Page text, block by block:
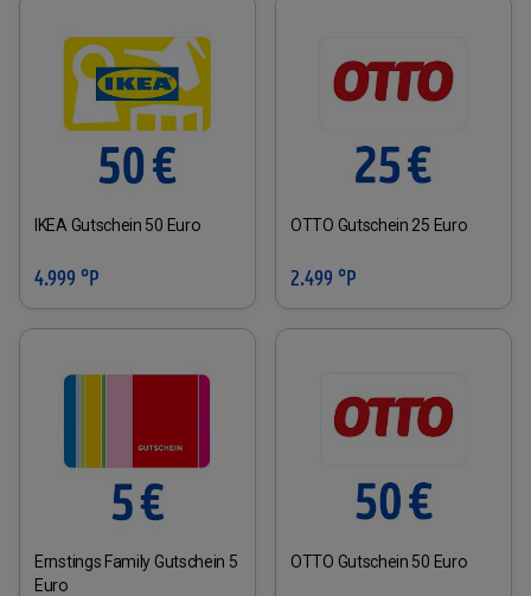
IKEA Gutschein 50 Euro
4.999 °P
OTTO Gutschein 25 Euro
2.499 °P
Ernstings Family Gutschein 5
Euro
OTTO Gutschein 50 Euro